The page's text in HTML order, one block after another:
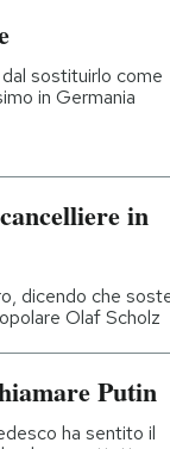
sostituirlo come
in Germania
in
dicendo che
Olaf Scholz
Putin
ha sentito il